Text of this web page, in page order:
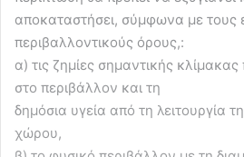
αποκαταστήσει, σύμφωνα με τους
περιβαλλοντικούς όρους,:
α) τις ζημίες σημαντικής
στο περιβάλλον και τη
δημόσια υγεία από τη λειτουργία
χώρου,